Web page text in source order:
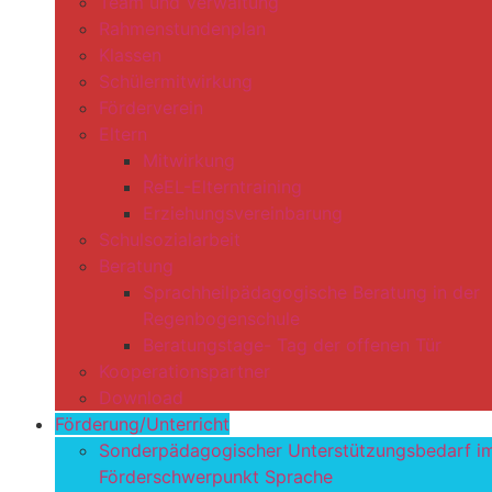
Rahmenstundenplan
Klassen
Schülermitwirkung
Förderverein
Eltern
Mitwirkung
ReEL-Elterntraining
Erziehungsvereinbarung
Schulsozialarbeit
Beratung
Sprachheilpädagogische Beratung in der
Regenbogenschule
Beratungstage- Tag der offenen Tür
Kooperationspartner
Download
Förderung/Unterricht
Sonderpädagogischer Unterstützungsbedarf
Förderschwerpunkt Sprache